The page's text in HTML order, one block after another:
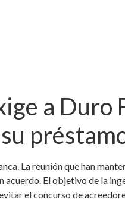
a
La reunión que han
acuerdo. El objetivo de la
el concurso de